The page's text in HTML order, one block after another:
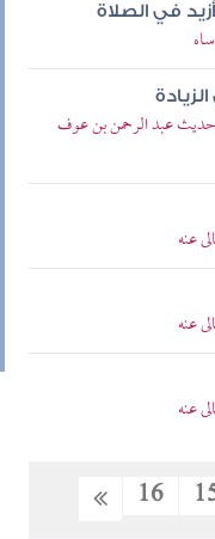
في الصلاة
حديث عبد الرحمن بن عوف
عنه
عنه
عنه
16